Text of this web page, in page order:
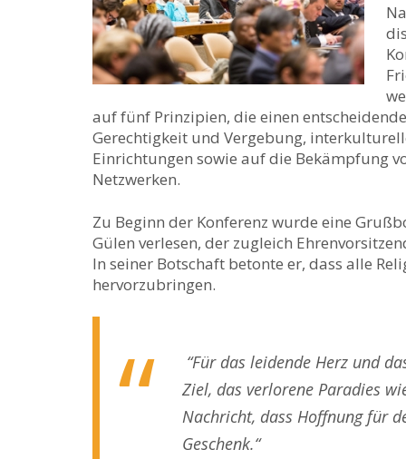
auf fünf Prinzipien, die einen
Gerechtigkeit und Vergebung,
Einrichtungen sowie auf die Bekämpfung
Netzwerken.
Zu Beginn der Konferenz wurde eine
Gülen verlesen, der zugleich
In seiner Botschaft betonte er, dass alle
hervorzubringen.
“Für das leidende Herz und
Ziel, das verlorene Paradies
Nachricht, dass Hoffnung für
Geschenk.“